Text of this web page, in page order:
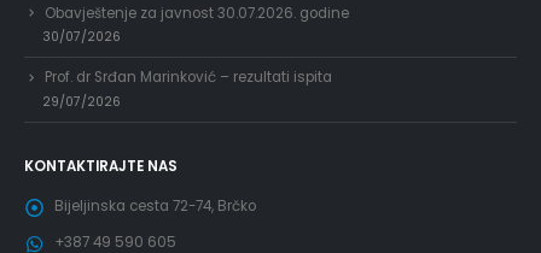
Obavještenje za javnost 30.07.2026. godine
30/07/2026
Prof. dr Srđan Marinković – rezultati ispita
29/07/2026
KONTAKTIRAJTE NAS
Bijeljinska cesta 72-74, Brčko
+387 49 590 605